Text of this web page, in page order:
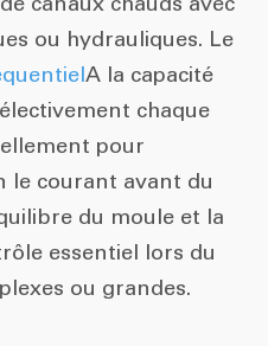
ou hydrauliques. Le
A la capacité
chaque
pour
le courant avant du
du moule et la
essentiel lors du
ou grandes.